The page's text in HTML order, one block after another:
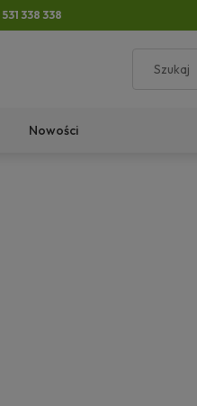
531 338 338
Nowości